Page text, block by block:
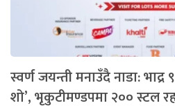
स्वर्ण जयन्ती मनाउँदै नाडा:
शो’, भृकुटीमण्डपमा २०० स्टल